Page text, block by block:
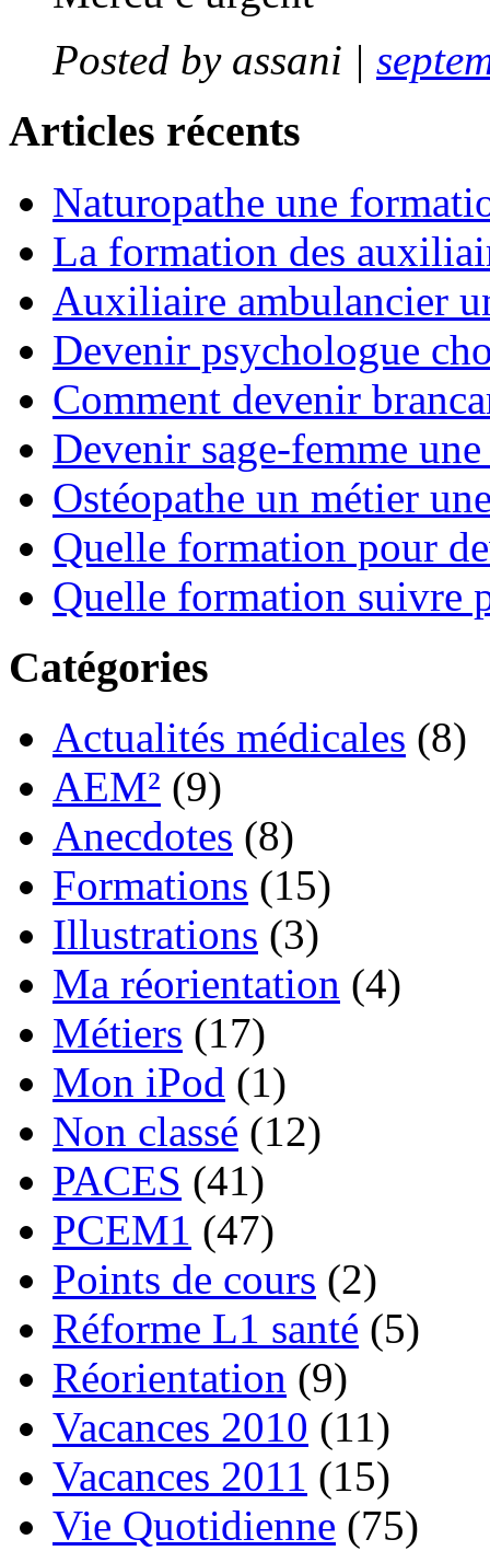
Posted by assani |
Articles récents
Naturopathe une
La formation des
Auxiliaire ambulancier
Devenir psychologue
Comment devenir
Devenir sage-femme
Ostéopathe un métier
Quelle formation pour
Quelle formation suivre
Catégories
Actualités médicales (8)
AEM² (9)
Anecdotes (8)
Formations (15)
Illustrations (3)
Ma réorientation (4)
Métiers (17)
Mon iPod (1)
Non classé (12)
PACES (41)
PCEM1 (47)
Points de cours (2)
Réforme L1 santé (5)
Réorientation (9)
Vacances 2010 (11)
Vacances 2011 (15)
Vie Quotidienne (75)